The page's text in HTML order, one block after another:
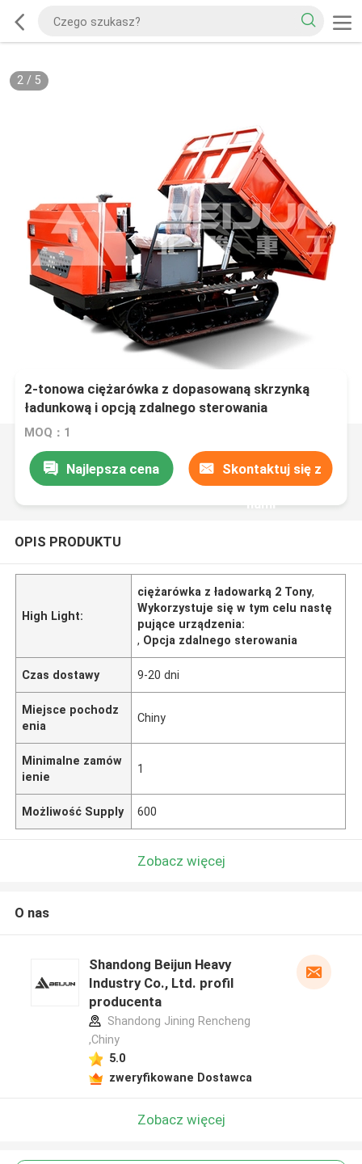
2/ 5
2-tonowa ciężarówka z dopasowaną skrzynką
ładunkową i opcją zdalnego sterowania
MOQ：1
Najlepsza cena Skontaktuj się z
nami
OPIS PRODUKTU
High Light:
ciężarówka z ładowarką 2 Tony,
Wykorzystuje się w tym celu nastę
pujące urządzenia:
, Opcja zdalnego sterowania
Czas dostawy 9-20 dni
Miejsce pochodz
enia
Chiny
Minimalne zamów
ienie
1
Możliwość Supply 600
Zobacz więcej
O nas
Shandong Beijun Heavy
Industry Co., Ltd. profil
producenta
Shandong Jining Rencheng
,Chiny
5.0
zweryfikowane Dostawca
Zobacz więcej